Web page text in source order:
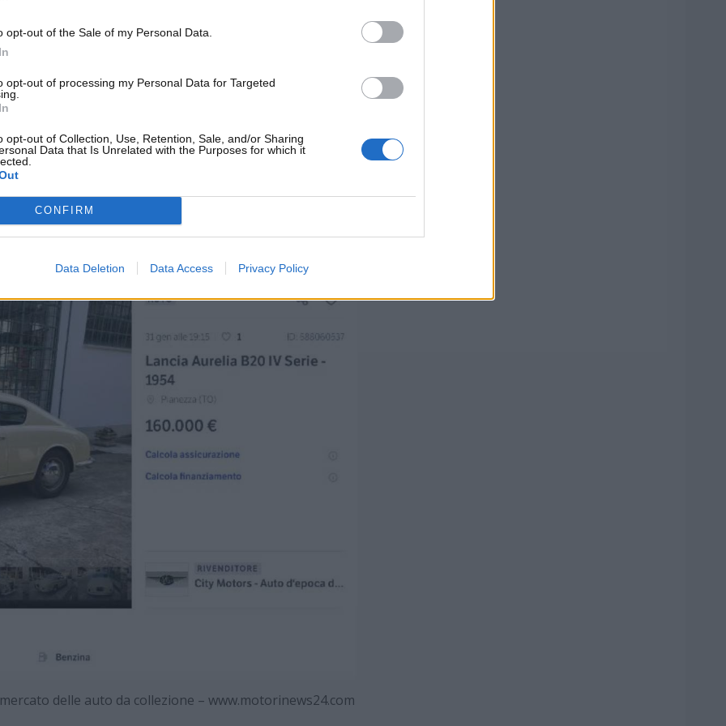
opt-out of the Sale of my Personal Data.
opt-out of processing my Personal Data for Targeted
opt-out of Collection, Use, Retention, Sale, and/or Sharing
Data that Is Unrelated with the Purposes for which it
CONFIRM
Data Deletion Data Access Privacy Policy
Alfa Romeo.
per questa vettura degli anni
solo3mila e 871 modelli di Lancia Aurelia B20
ad acquistare questo modello ritenuto davvero
Mondiale. Chi ha conservato con cura questa auto,
fortuna.Sul mercato attuale dei collezionisti, infatti,
160mila euro
, come la vettura in foto.
delle auto da collezione – www.motorinews24.com